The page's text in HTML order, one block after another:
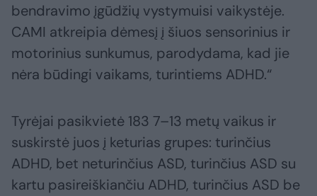
bendravimo įgūdžių vystymuisi vaikystėje.
CAMI atkreipia dėmesį į šiuos sensorinius ir
motorinius sunkumus, parodydama, kad jie
nėra būdingi vaikams, turintiems ADHD.“
Tyrėjai pasikvietė 183 7–13 metų vaikus ir
suskirstė juos į keturias grupes: turinčius
ADHD, bet neturinčius ASD, turinčius ASD su
kartu pasireiškiančiu ADHD, turinčius ASD be